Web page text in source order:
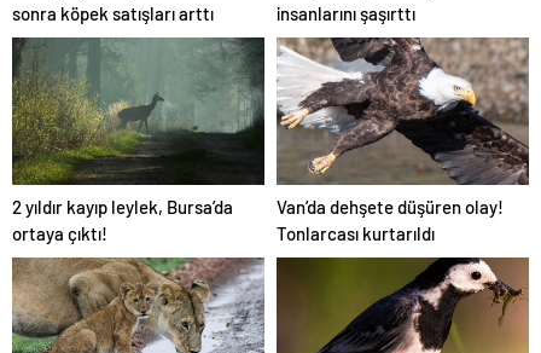
sonra köpek satışları arttı
insanlarını şaşırttı
2 yıldır kayıp leylek, Bursa’da
ortaya çıktı!
Van’da dehşete düşüren olay!
Tonlarcası kurtarıldı